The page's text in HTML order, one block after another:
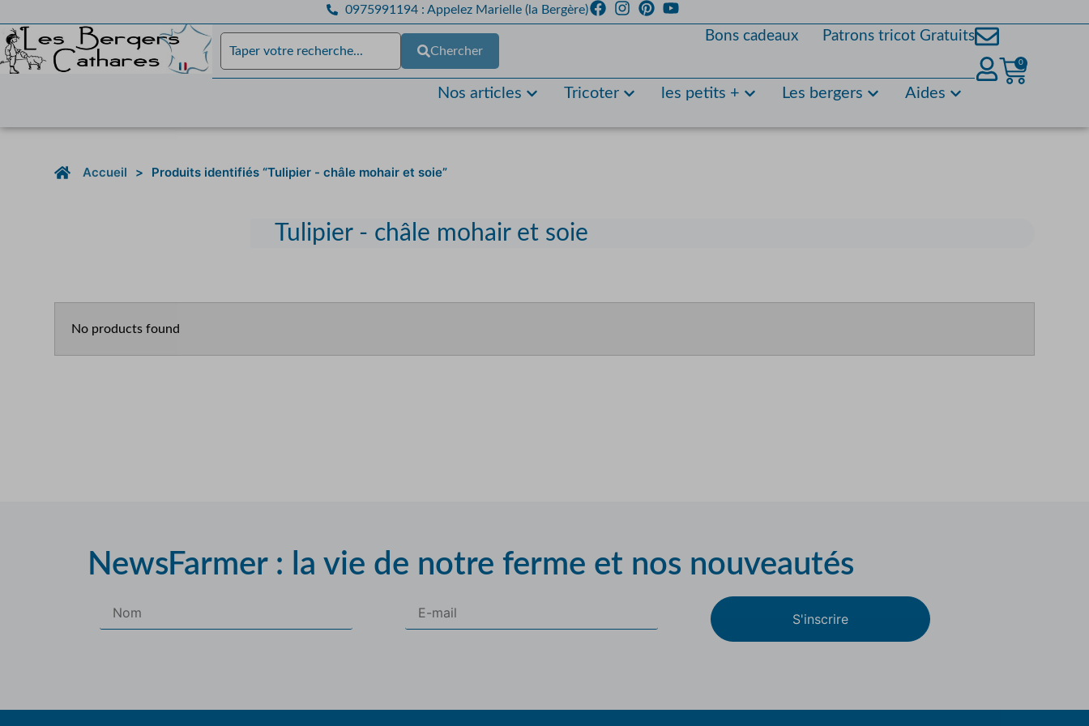
0975991194 : Appelez Marielle (la Bergère)
Chercher
Bons cadeaux Patrons tricot Gratuits
Nos articles Tricoter les petits + Les bergers Aides
0
Accueil > Produits identifiés “Tulipier - châle mohair et soie”
Tulipier - châle mohair et soie
No products found
NewsFarmer : la vie de notre ferme et nos nouveautés
S'inscrire